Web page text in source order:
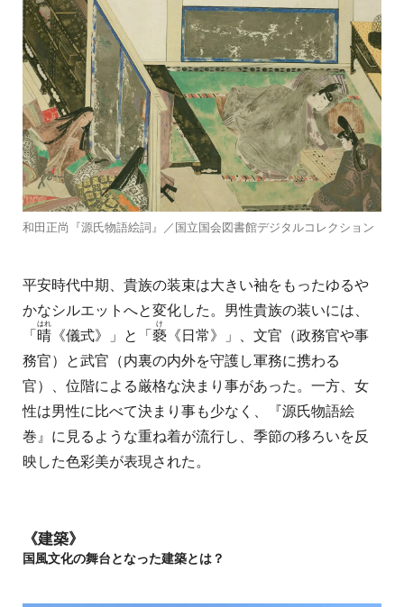
和田正尚『源氏物語絵詞』／国立国会図書館デジタルコレクション
平安時代中期、貴族の装束は大きい袖をもったゆるや
かなシルエットへと変化した。男性貴族の装いには、
「 晴
はれ
《儀式》」と「 褻
け
《日常》」、文官（政務官や事
務官）と武官（内裏の内外を守護し軍務に携わる
官）、位階による厳格な決まり事があった。一方、女
性は男性に比べて決まり事も少なく、『源氏物語絵
巻』に見るような重ね着が流行し、季節の移ろいを反
映した色彩美が表現された。
《建築》​​
国風文化の舞台となった建築とは？